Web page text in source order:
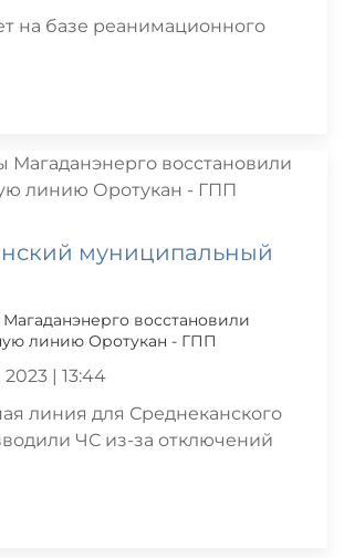
на базе реанимационного
муниципальный
восстановили
линию Оротукан - ГПП
| 13:44
линия для Среднеканского
ЧС из-за отключений